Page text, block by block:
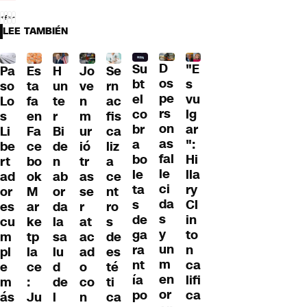
LEE TAMBIÉN
Pa
so
Lo
s
Li
be
rt
ad
or
es
cu
m
pl
e
m
ás
Es
ta
fa
en
Fa
ce
bo
ok
M
ar
ke
tp
la
ce
:
Ju
H
un
te
r
Bi
de
n
ab
or
da
la
sa
lu
d
de
l
Jo
ve
n
m
ur
ió
tr
as
se
r
at
ac
ad
o
co
n
Se
rn
ac
fis
ca
liz
a
ce
nt
ro
s
de
es
té
ti
ca
Su
bt
el
co
br
a
bo
le
ta
s
de
ga
ra
nt
ía
po
D
os
pe
rs
on
as
fal
le
ci
da
s
y
un
m
en
or
"E
s
vu
lg
ar
":
Hi
lla
ry
Cl
in
to
n
ca
lifi
ca